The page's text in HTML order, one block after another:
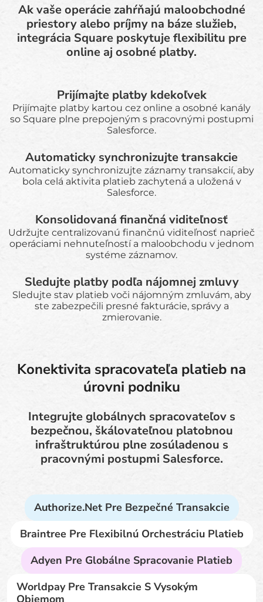
Ak vaše operácie zahŕňajú maloobchodné
priestory alebo príjmy na báze služieb,
integrácia Square poskytuje flexibilitu pre
online aj osobné platby.
Prijímajte platby kdekoľvek
Prijímajte platby kartou cez online a osobné kanály
so Square plne prepojeným s pracovnými postupmi
Salesforce.
Automaticky synchronizujte transakcie
Automaticky synchronizujte záznamy transakcií, aby
bola celá aktivita platieb zachytená a uložená v
Salesforce.
Konsolidovaná finančná viditeľnosť
Udržujte centralizovanú finančnú viditeľnosť naprieč
operáciami nehnuteľností a maloobchodu v jednom
systéme záznamov.
Sledujte platby podľa nájomnej zmluvy
Sledujte stav platieb voči nájomným zmluvám, aby
ste zabezpečili presné fakturácie, správy a
zmierovanie.
Konektivita spracovateľa platieb na
úrovni podniku
Integrujte globálnych spracovateľov s
bezpečnou, škálovateľnou platobnou
infraštruktúrou plne zosúladenou s
pracovnými postupmi Salesforce.
Authorize.net Pre Bezpečné Transakcie
Braintree Pre Flexibilnú Orchestráciu Platieb
Adyen Pre Globálne Spracovanie Platieb
Worldpay Pre Transakcie S Vysokým
Objemom